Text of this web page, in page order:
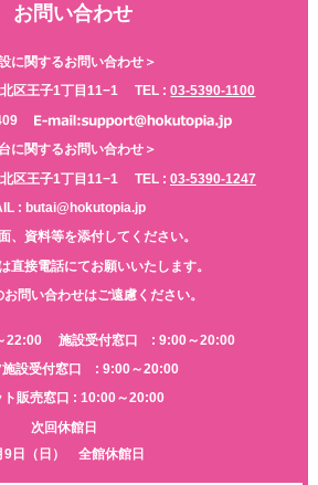
お問い合わせ
に関するお問い合わせ＞
区王子1丁目11−1 TEL :03-5390-1100
に関するお問い合わせ＞
区王子1丁目11−1 TEL : 03-5390-1247
: butai@hokutopia.jp
、資料等を添付してください。
直接電話にてお願いいたします。
問い合わせはご遠慮ください。
22:00
施設受付窓口 : 9:00～20:00
施設受付窓口 : 9:00～20:00
ト販売窓口 : 10:00～20:00
次回休館日
9日（日） 全館休館日